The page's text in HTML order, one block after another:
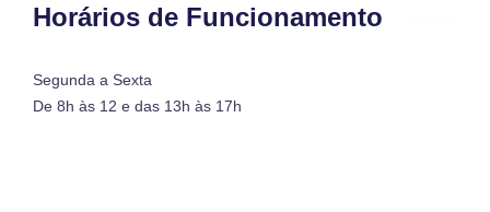
Horários de Funcionamento
Segunda a Sexta
De 8h às 12 e das 13h às 17h